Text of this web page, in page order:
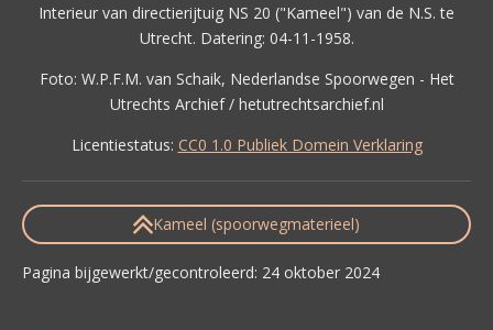
Interieur van directierijtuig NS 20 ("Kameel") van de N.S. te
Utrecht. Datering: 04-11-1958.
Foto: W.P.F.M. van Schaik, Nederlandse Spoorwegen - Het
Utrechts Archief / hetutrechtsarchief.nl
Licentiestatus: CC0 1.0 Publiek Domein Verklaring
Kameel (spoorwegmaterieel)
Pagina bijgewerkt/gecontroleerd: 24 oktober 2024